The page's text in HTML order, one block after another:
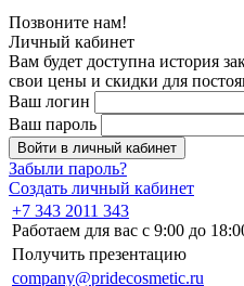
Позвоните нам!
Личный кабинет
Вам будет доступна история
свои цены и скидки для
Ваш логин
Ваш пароль
Войти в личный кабинет
Забыли пароль?
Создать личный кабинет
+7 343 2011 343
Работаем для вас с 9:00 до
Получить презентацию
company@pridecosmetic.ru